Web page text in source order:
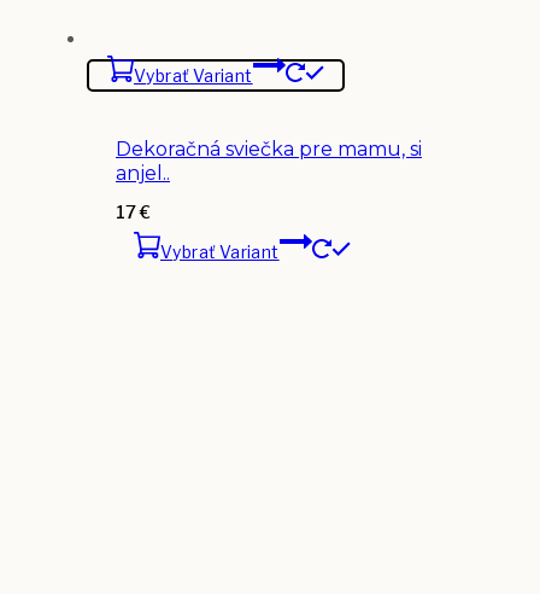
Vybrať Variant
Dekoračná sviečka pre mamu, si
anjel..
17€
Vybrať Variant